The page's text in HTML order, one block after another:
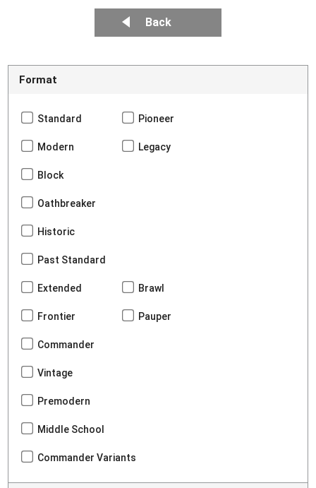
Back
Format
Standard Pioneer
Modern Legacy
Block
Oathbreaker
Historic
Past Standard
Extended Brawl
Frontier Pauper
Commander
Vintage
Premodern
Middle School
Commander Variants